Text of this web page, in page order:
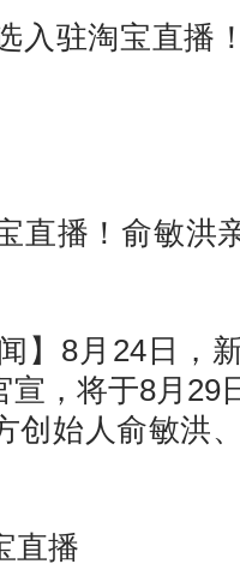
驻淘宝直播
播！俞敏洪
24日，新
，将于8月29
创始人俞敏洪
播